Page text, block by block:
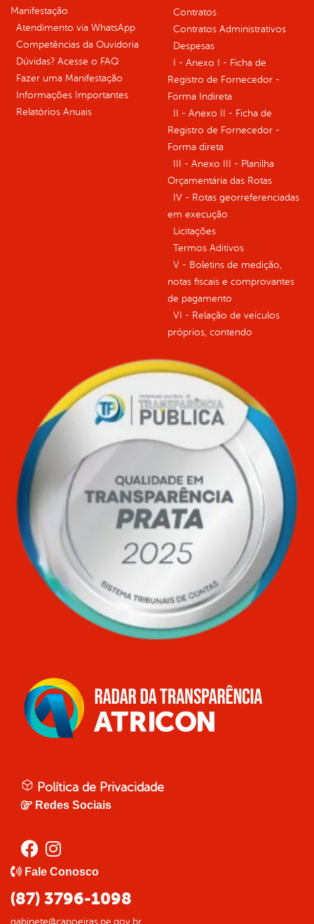
Manifestação
Atendimento via WhatsApp
Competências da Ouvidoria
Dúvidas? Acesse o FAQ
Fazer uma Manifestação
Informações Importantes
Relatórios Anuais
Contratos
Contratos Administrativos
Despesas
I - Anexo I - Ficha de
Registro de Fornecedor -
Forma Indireta
II - Anexo II - Ficha de
Registro de Fornecedor -
Forma direta
III - Anexo III - Planilha
Orçamentária das Rotas
IV - Rotas georreferenciadas
em execução
Licitações
Termos Aditivos
V - Boletins de medição,
notas fiscais e comprovantes
de pagamento
VI - Relação de veículos
próprios, contendo
Política de Privacidade
Redes Sociais
Fale Conosco
(87) 3796-1098
gabinete@capoeiras.pe.gov.br